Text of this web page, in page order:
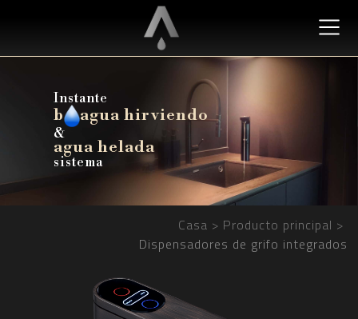
Instante
b agua hirviendo
&
agua helada
sistema
Casa
Producto principal
Dispensadores de grifo integrados